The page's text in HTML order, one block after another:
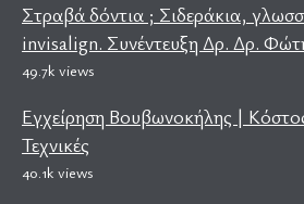
Στραβά δόντια ; Σιδεράκια,
invisalign. Συνέντευξη Δρ. Δρ.
49.7k views
Εγχείρηση Βουβωνοκήλης |
Τεχνικές
40.1k views